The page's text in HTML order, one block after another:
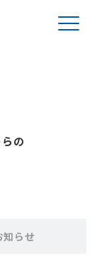
の
知らせ